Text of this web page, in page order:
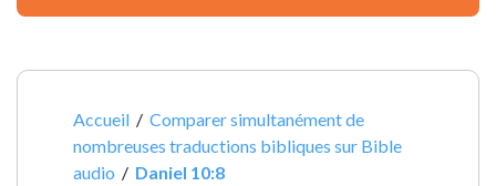
Accueil /Comparer simultanément de
nombreuses traductions bibliques sur Bible
audio / Daniel 10:8